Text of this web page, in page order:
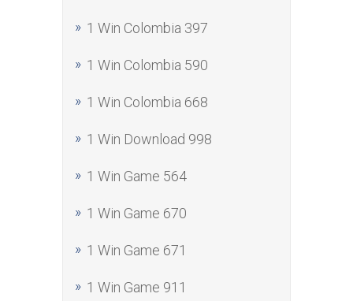
1 Win Colombia 397
1 Win Colombia 590
1 Win Colombia 668
1 Win Download 998
1 Win Game 564
1 Win Game 670
1 Win Game 671
1 Win Game 911